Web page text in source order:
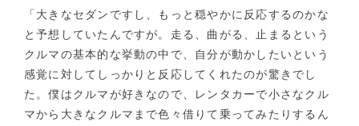
「大きなセダンですし、もっと穏やかに反応するのかな
と予想していたんですが。走る、曲がる、止まるという
クルマの基本的な挙動の中で、自分が動かしたいという
感覚に対してしっかりと反応してくれたのが驚きでし
た。僕はクルマが好きなので、レンタカーで小さなクル
マから大きなクルマまで色々借りて乗ってみたりするん